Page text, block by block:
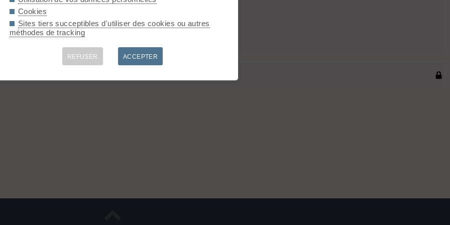
vent je suis parti la tête en bas..
Cookies
Sites tiers succeptibles d'utiliser des cookies ou autres
méthodes de tracking
REFUSER ACCEPTER